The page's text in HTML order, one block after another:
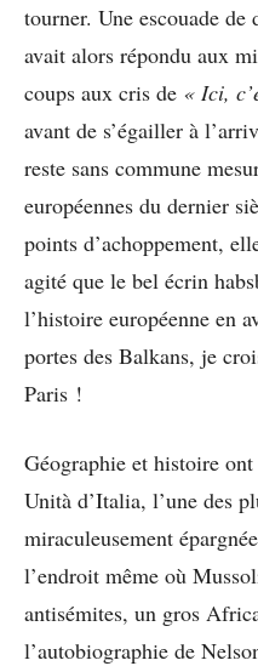
tourner. Une escouade de
avait alors répondu aux
coups aux cris de « Ici,
avant de s’égailler à
reste sans commune
européennes du dernier
points d’achoppement,
agité que le bel écrin
l’histoire européenne en
portes des Balkans, je
Paris !
Géographie et histoire
Unità d’Italia, l’une des
miraculeusement
l’endroit même où
antisémites, un gros
l’autobiographie de